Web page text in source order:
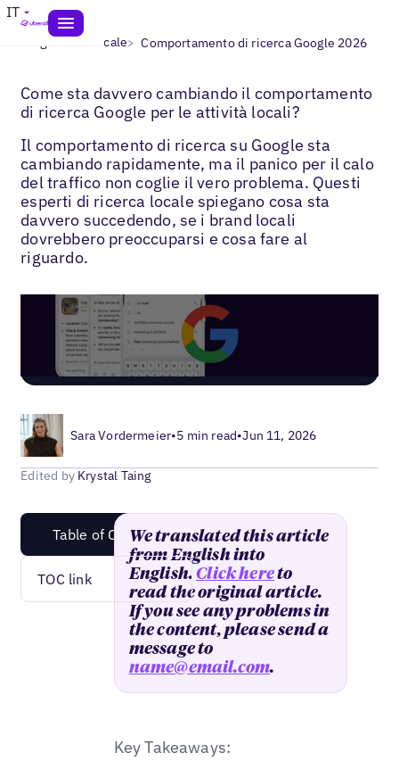
IT
Blogs> SEO locale> Comportamento di ricerca Google 2026
Come sta davvero cambiando il comportamento
di ricerca Google per le attività locali?
Il comportamento di ricerca su Google sta
cambiando rapidamente, ma il panico per il calo
del traffico non coglie il vero problema. Questi
esperti di ricerca locale spiegano cosa sta
davvero succedendo, se i brand locali
dovrebbero preoccuparsi e cosa fare al
riguardo.
Sara Vordermeier•5 min read•Jun 11, 2026
Edited by Krystal Taing
Table of Content
TOC link
We translated this article
from English into
English.Click hereto
read the original article.
If you see any problems in
the content, please send a
message to
name@email.com.
Key Takeaways: